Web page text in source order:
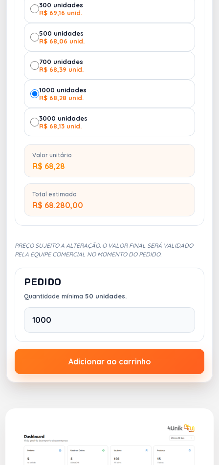
300 unidades
R$ 69,16 unid.
500 unidades
R$ 68,06 unid.
700 unidades
R$ 68,39 unid.
1000 unidades
R$ 68,28 unid.
3000 unidades
R$ 68,13 unid.
Valor unitário
R$ 68,28
Total estimado
R$ 68.280,00
PREÇO SUJEITO A ALTERAÇÃO. O VALOR FINAL SERÁ VALIDADO
PELA EQUIPE COMERCIAL NO MOMENTO DO PEDIDO.
PEDIDO
Quantidade mínima 50 unidades.
Adicionar ao carrinho